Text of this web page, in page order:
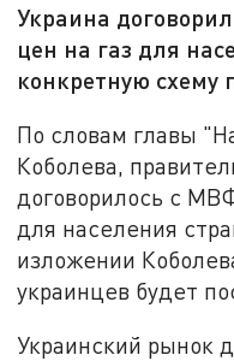
Украина
цен на газ для
конкретную схему
По словам главы
Коболева,
договорилось с
для населения
изложении
украинцев будет
Украинский рынок